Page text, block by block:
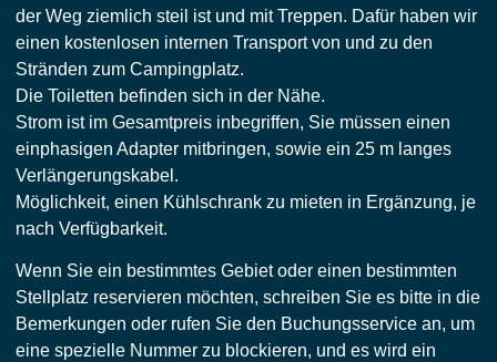
der Weg ziemlich steil ist und mit Treppen. Dafür haben wir
einen kostenlosen internen Transport von und zu den
Stränden zum Campingplatz.
Die Toiletten befinden sich in der Nähe.
Strom ist im Gesamtpreis inbegriffen, Sie müssen einen
einphasigen Adapter mitbringen, sowie ein 25 m langes
Verlängerungskabel.
Möglichkeit, einen Kühlschrank zu mieten in Ergänzung, je
nach Verfügbarkeit.
Wenn Sie ein bestimmtes Gebiet oder einen bestimmten
Stellplatz reservieren möchten, schreiben Sie es bitte in die
Bemerkungen oder rufen Sie den Buchungsservice an, um
eine spezielle Nummer zu blockieren, und es wird ein